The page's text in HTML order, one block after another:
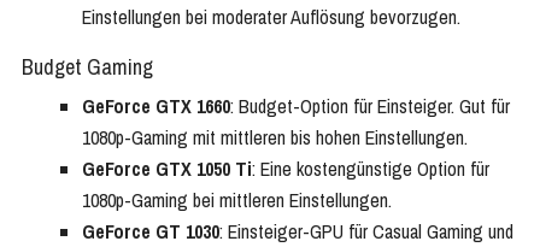
Einstellungen bei moderater Auflösung bevorzugen.
Budget Gaming
GeForce GTX 1660: Budget-Option für Einsteiger. Gut für
1080p-Gaming mit mittleren bis hohen Einstellungen.
GeForce GTX 1050 Ti: Eine kostengünstige Option für
1080p-Gaming bei mittleren Einstellungen.
GeForce GT 1030: Einsteiger-GPU für Casual Gaming und